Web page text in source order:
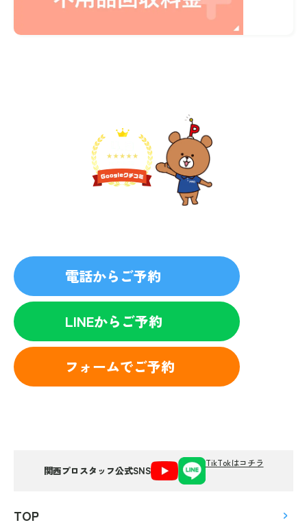
電話からご予約
LINEからご予約
フォームでご予約
関西プロスタッフ公式SNS
TikTokはコチラ
TOP